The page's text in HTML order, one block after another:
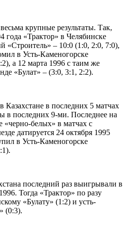
крупные результаты. Так,
года «Трактор» в Челябинске
«Строитель» – 10:0 (1:0, 2:0, 7:0),
в Усть-Каменогорске
а 12 марта 1996 с таим же
«Булат» – (3:0, 3:1, 2:2).
Казахстане в последних 5 матчах
в последних 9-ми. Последнее на
белых» в матчах с
датируется 24 октября 1995
в Усть-Каменогорске
последний раз выигрывали в
Тогда «Трактор» по разу
«Булату» (1:2) и усть-
(0:3).